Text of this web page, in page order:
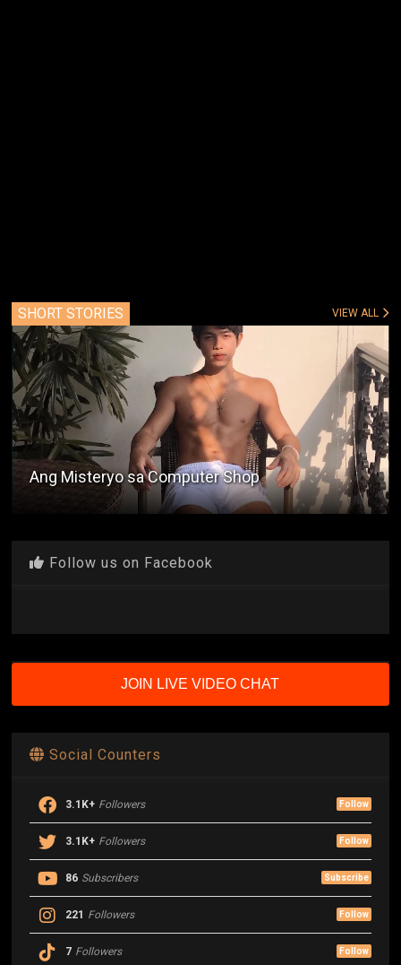
SHORT STORIES VIEW ALL
Ang Misteryo sa Computer Shop
Follow us on Facebook
JOIN LIVE VIDEO CHAT
Social Counters
3.1K+ Followers Follow
3.1K+ Followers Follow
86 Subscribers Subscribe
221 Followers Follow
7 Followers Follow